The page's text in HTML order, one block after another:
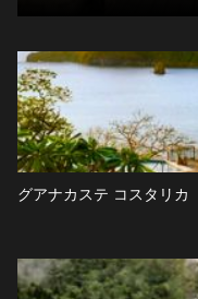
グアナカステ コスタリカ